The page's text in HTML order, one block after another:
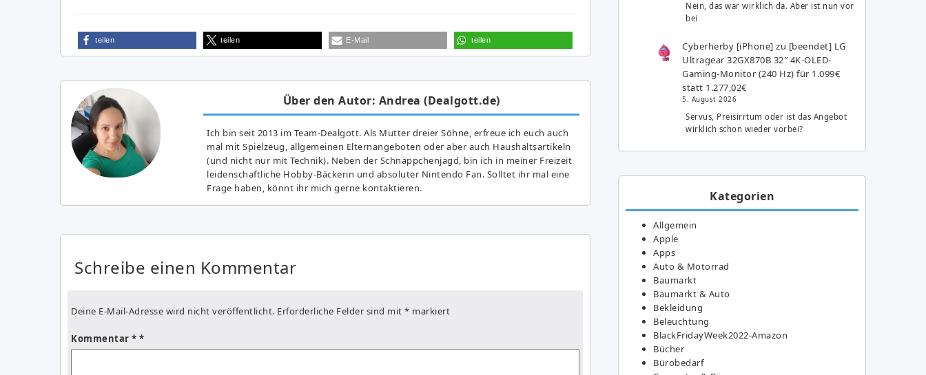
teilen teilen E-Mail teilen
Über den Autor: Andrea (Dealgott.de)
Ich bin seit 2013 im Team-Dealgott. Als Mutter dreier Söhne, erfreue ich euch auch
mal mit Spielzeug, allgemeinen Elternangeboten oder aber auch Haushaltsartikeln
(und nicht nur mit Technik). Neben der Schnäppchenjagd, bin ich in meiner Freizeit
leidenschaftliche Hobby-Bäckerin und absoluter Nintendo Fan. Solltet ihr mal eine
Frage haben, könnt ihr mich gerne kontaktieren.
Schreibe einen Kommentar
Deine E-Mail-Adresse wird nicht veröffentlicht. Erforderliche Felder sind mit * markiert
Kommentar *
Nein, das war wirklich da. Aber ist nun vor
bei
Cyberherby [iPhone] zu [beendet] LG
Ultragear 32GX870B 32″ 4K-OLED-
Gaming-Monitor (240 Hz) für 1.099€
statt 1.277,02€
5. August 2026
Servus, Preisirrtum oder ist das Angebot
wirklich schon wieder vorbei?
Kategorien
Allgemein
Apple
Apps
Auto & Motorrad
Baumarkt
Baumarkt & Auto
Bekleidung
Beleuchtung
BlackFridayWeek2022-Amazon
Bücher
Bürobedarf